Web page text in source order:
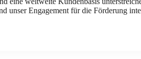
unser Engagement für die Förderung